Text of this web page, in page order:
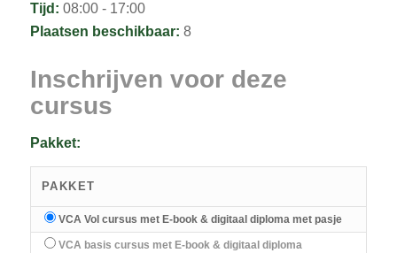
Tijd: 08:00 - 17:00
Plaatsen beschikbaar: 8
Inschrijven voor deze
cursus
Pakket:
PAKKET
VCA Vol cursus met E-book & digitaal diploma met pasje
VCA basis cursus met E-book & digitaal diploma